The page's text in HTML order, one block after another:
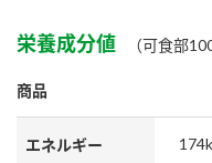
業務用サイト
栄養成分値 （可食部
商品
エネルギー